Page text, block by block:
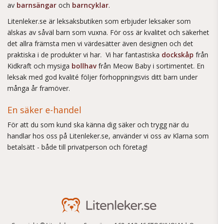
av barnsängar och barncyklar.
Litenleker.se är leksaksbutiken som erbjuder leksaker som
älskas av såväl barn som vuxna. För oss är kvalitet och säkerhet
det allra främsta men vi värdesätter även designen och det
praktiska i de produkter vi har. Vi har fantastiska dockskåp från
Kidkraft och mysiga bollhavfrån Meow Baby i sortimentet. En
leksak med god kvalité följer förhoppningsvis ditt barn under
många år framöver.
En säker e-handel
För att du som kund ska känna dig säker och trygg när du
handlar hos oss på Litenleker.se, använder vi oss av Klarna som
betalsätt - både till privatperson och företag!